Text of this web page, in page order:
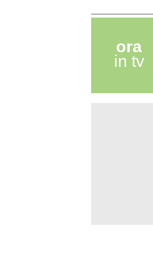
ora
in tv